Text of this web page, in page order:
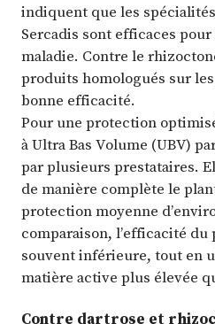
indiquent que les
Sercadis sont efficaces
maladie. Contre le
produits homologués sur
bonne efficacité.
Pour une protection
à Ultra Bas Volume (UBV)
par plusieurs prestataires.
de manière complète le
protection moyenne
comparaison, l’efficacité
souvent inférieure, tout en
matière active plus élevée
Contre dartrose et